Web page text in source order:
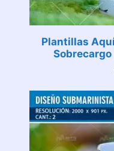
Plantillas
Sobrecargo